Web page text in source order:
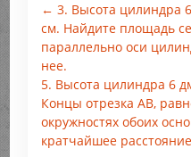
← 3. Высота цилиндра
см. Найдите площадь
параллельно оси
нее.
5. Высота цилиндра 6
Концы отрезка АВ,
окружностях обоих
кратчайшее